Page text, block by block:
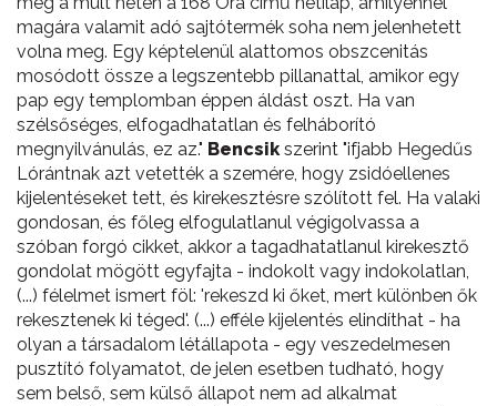
magára valamit adó sajtótermék soha nem jelenhetett
volna meg. Egy képtelenül alattomos obszcenitás
mosódott össze a legszentebb pillanattal, amikor egy
pap egy templomban éppen áldást oszt. Ha van
szélsőséges, elfogadhatatlan és felháborító
megnyilvánulás, ez az." Bencsikszerint "ifjabb Hegedűs
Lórántnak azt vetették a szemére, hogy zsidóellenes
kijelentéseket tett, és kirekesztésre szólított fel. Ha valaki
gondosan, és főleg elfogulatlanul végigolvassa a
szóban forgó cikket, akkor a tagadhatatlanul kirekesztő
gondolat mögött egyfajta - indokolt vagy indokolatlan,
(...) félelmet ismert föl: 'rekeszd ki őket, mert különben ők
rekesztenek ki téged'. (...) efféle kijelentés elindíthat - ha
olyan a társadalom létállapota - egy veszedelmesen
pusztító folyamatot, de jelen esetben tudható, hogy
sem belső, sem külső állapot nem ad alkalmat